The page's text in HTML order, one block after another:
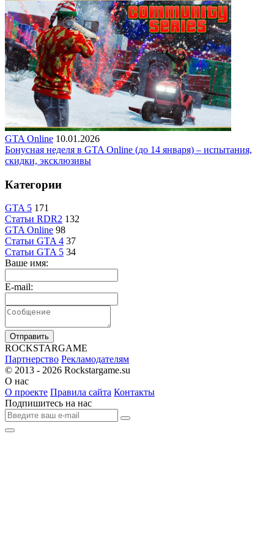
GTA Online 10.01.2026
Бонусная неделя в GTA Online (до 14 января) – испытания,
скидки, эксклюзивы
Категории
GTA 5 171
Статьи RDR2 132
GTA Online 98
Статьи GTA 4 37
Статьи GTA 5 34
Ваше имя:
E-mail:
Отправить
ROCKSTARGAME
Партнерство Рекламодателям
© 2013 - 2026 Rockstargame.su
О нас
О проекте Правила сайта Контакты
Подпишитесь на нас